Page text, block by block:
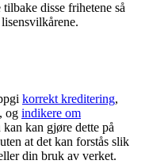
disse frihetene så
korrekt kreditering,
og indikere om
kan kan gjøre dette på
at det kan forstås slik
din bruk av verket.